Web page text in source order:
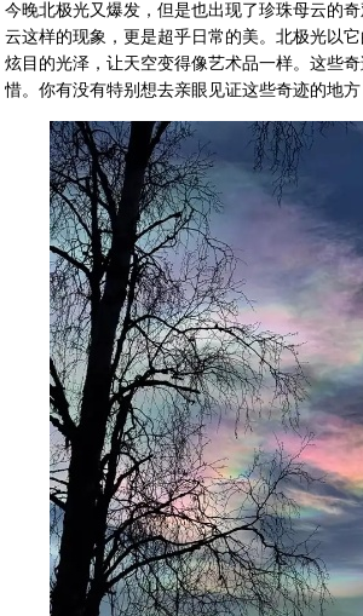
今晚北极光又爆发，但是也出现了珍珠母云的
云这样的现象，更是超乎日常的美。北极光以
炫目的光泽，让天空变得像艺术品一样。这些
惜。你有没有特别想去亲眼见证这些奇迹的地方